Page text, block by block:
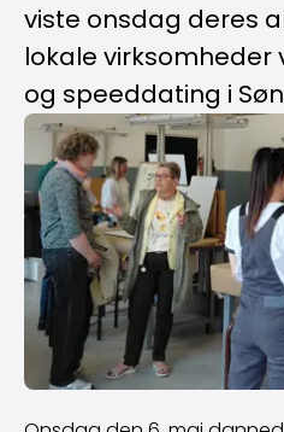
viste onsdag deres
lokale virksomheder
og speeddating i